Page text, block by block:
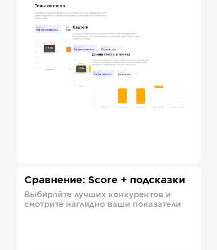
Сравнение: Score + подсказки
Выбирайте лучших конкурентов и
смотрите наглядно ваши показатели